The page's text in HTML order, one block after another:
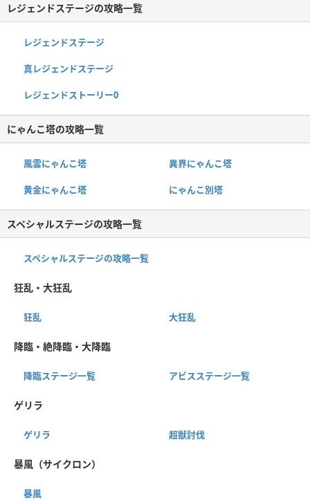
レジェンドステージの攻略一覧
レジェンドステージ
真レジェンドステージ
レジェンドストーリー0
にゃんこ塔の攻略一覧
風雲にゃんこ塔 異界にゃんこ塔
黄金にゃんこ塔 にゃんこ別塔
スペシャルステージの攻略一覧
スペシャルステージの攻略一覧
狂乱・大狂乱
狂乱 大狂乱
降臨・絶降臨・大降臨
降臨ステージ一覧 アビスステージ一覧
ゲリラ
ゲリラ 超獣討伐
暴風（サイクロン）
暴風